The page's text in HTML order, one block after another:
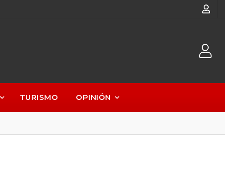
TURISMO OPINIÓN